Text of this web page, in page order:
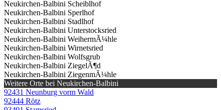
Neukirchen-Balbini Scheiblhof
Neukirchen-Balbini Sperlhof
Neukirchen-Balbini Stadlhof
Neukirchen-Balbini Unterstocksried
Neukirchen-Balbini WeihermÃ¼hle
Neukirchen-Balbini Wirnetsried
Neukirchen-Balbini Wolfsgrub
Neukirchen-Balbini ZiegelÃ¶d
Neukirchen-Balbini ZiegenmÃ¼hle
Weitere Orte bei Neukirchen-Balbini
92431 Neunburg vorm Wald
92444 Rötz